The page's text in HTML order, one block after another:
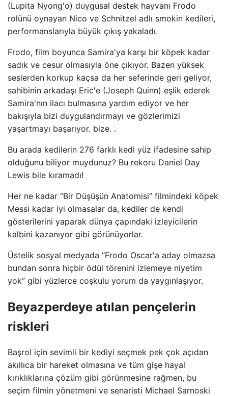
(Lupita Nyong'o) duygusal destek hayvanı Frodo
rolünü oynayan Nico ve Schnitzel adlı smokin kedileri,
performanslarıyla büyük çıkış yakaladı.
Frodo, film boyunca Samira'ya karşı bir köpek kadar
sadık ve cesur olmasıyla öne çıkıyor. Bazen yüksek
seslerden korkup kaçsa da her seferinde geri geliyor,
sahibinin arkadaşı Eric'e (Joseph Quinn) eşlik ederek
Samira'nın ilacı bulmasına yardım ediyor ve her
bakışıyla bizi duygulandırmayı ve gözlerimizi
yaşartmayı başarıyor. bize. .
Bu arada kedilerin 276 farklı kedi yüz ifadesine sahip
olduğunu biliyor muydunuz? Bu rekoru Daniel Day
Lewis bile kıramadı!
Her ne kadar “Bir Düşüşün Anatomisi” filmindeki köpek
Messi kadar iyi olmasalar da, kediler de kendi
gösterilerini yaparak dünya çapındaki izleyicilerin
kalbini kazanıyor gibi görünüyorlar.
Üstelik sosyal medyada “Frodo Oscar'a aday olmazsa
bundan sonra hiçbir ödül törenini izlemeye niyetim
yok” gibi yüzlerce coşkulu yorum da yaygınlaşıyor.
Beyazperdeye atılan pençelerin
riskleri
Başrol için sevimli bir kediyi seçmek pek çok açıdan
akıllıca bir hareket olmasına ve tüm gişe hayal
kırıklıklarına çözüm gibi görünmesine rağmen, bu
seçim filmin yönetmeni ve senaristi Michael Sarnoski